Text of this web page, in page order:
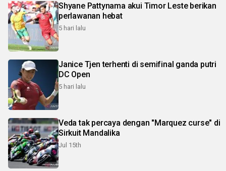
Shyane Pattynama akui Timor Leste berikan
perlawanan hebat
5 hari lalu
Janice Tjen terhenti di semifinal ganda putri
DC Open
5 hari lalu
Veda tak percaya dengan "Marquez curse" di
Sirkuit Mandalika
Jul 15th